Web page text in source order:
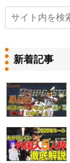
新着記事